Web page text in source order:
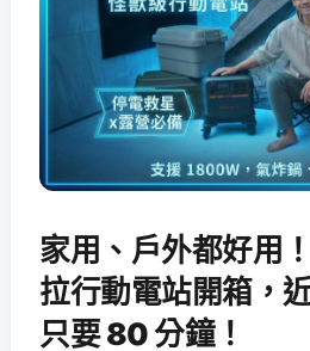
家用、戶外都好用
拉行動電站開箱，
只要 80 分鐘！